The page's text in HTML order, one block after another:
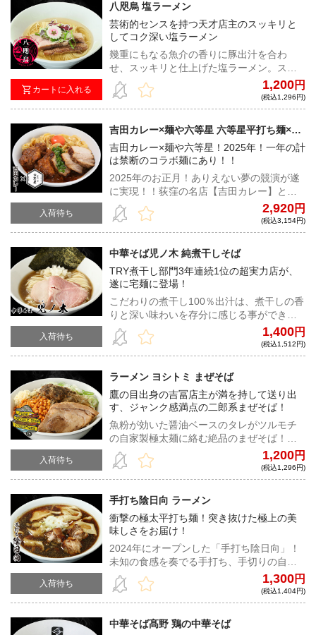
カートに入れる
八咫烏 塩ラーメン
芸術的センスを持つ天才店主のスッキリと
してコク深い塩ラーメン
幾重にもなる魚介の香りに豚出汁を合わ
せ、スッキリと仕上げた塩ラーメン。スー
プの旨みをダイレクトに楽しむ、天才的な
センスを持ち合わせた居山店主が作る八咫
烏らしさ溢れる一杯！
1,200円
(税込1,296円)
入荷待ち
吉田カレー×麺や六等星 六等星平打ち麺×吉
田カレーまぜそば
吉田カレー×麺や六等星！2025年！一年の計
は禁断のコラボ麺にあり！！
2025年のお正月！ありえない夢の競演が遂
に実現！！荻窪の名店【吉田カレー】とラ
ーメン界の暴君【麺や六等星】が禁断のコ
ラボレーション！
2,920円
(税込3,154円)
入荷待ち
中華そば児ノ木 純煮干しそば
TRY煮干し部門3年連続1位の超実力店が、
遂に宅麺に登場！
こだわりの煮干し100％出汁は、煮干しの香
りと深い味わいを存分に感じる事ができ
る、純という言葉がぴったりなスープ。こ
れぞ純煮干しそば。
1,400円
(税込1,512円)
入荷待ち
ラーメン ヨシトミ まぜそば
鷹の目出身の吉冨店主が満を持して送り出
す、ジャンク感満点の二郎系まぜそば！
魚粉が効いた醤油ベースのタレがツルモチ
の自家製極太麺に絡む絶品のまぜそば！ト
レードマークのカラアゲも同梱する完全仕
様の一杯をご自宅で！
1,200円
(税込1,296円)
入荷待ち
手打ち陰日向 ラーメン
衝撃の極太平打ち麺！突き抜けた極上の美
味しさをお届け！
2024年にオープンした「手打ち陰日向」！
未知の食感を奏でる手打ち、手切りの自家
製極太平打ち麺がすべてを虜にする！かつ
てない新たな衝撃をご自宅にお届け！
1,300円
(税込1,404円)
中華そば髙野 鶏の中華そば